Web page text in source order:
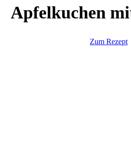
Apfelkuchen
Zum Rezept